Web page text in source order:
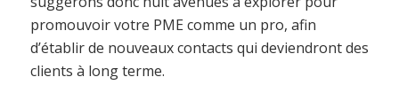
promouvoir votre PME comme un pro, afin
d’établir de nouveaux contacts qui deviendront des
clients à long terme.